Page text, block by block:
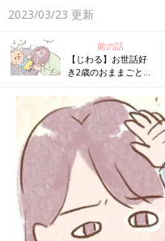
2023/03/23 更新
前の話
【じわる】お世話好
き2歳のおままごと、
ふるでいず#46］